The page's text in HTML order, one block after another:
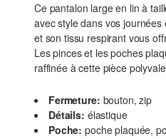
Ce pantalon large en lin à
avec style dans vos
et son tissu respirant vous
Les pinces et les poches
raffinée à cette pièce
Fermeture: bouton, zip
Détails: élastique
Poche: poche plaquée,